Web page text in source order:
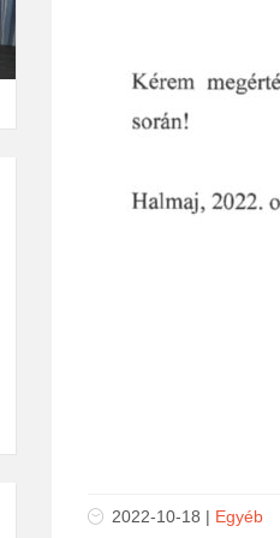
2022-10-18 | Egyéb